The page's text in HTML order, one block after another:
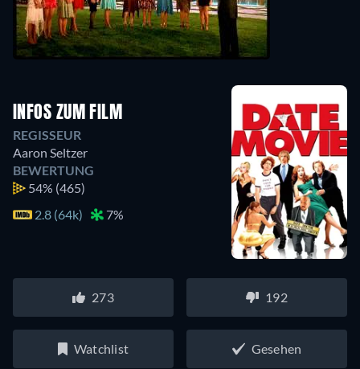
INFOS ZUM FILM
REGISSEUR
Aaron Seltzer
BEWERTUNG
54% (465)
2.8 (64k)
7%
273 192
Watchlist Gesehen